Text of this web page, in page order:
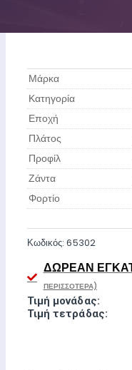
Μάρκα
Κατηγορία
Εποχή
Πλάτος
Προφίλ
Ζάντα
Φορτίο
Κωδικός:65302
ΔΩΡΕΆΝ
ΠΕΡΙΣΣΌΤΕΡΑ)
Τιμή μονάδας:
Τιμή τετράδας: